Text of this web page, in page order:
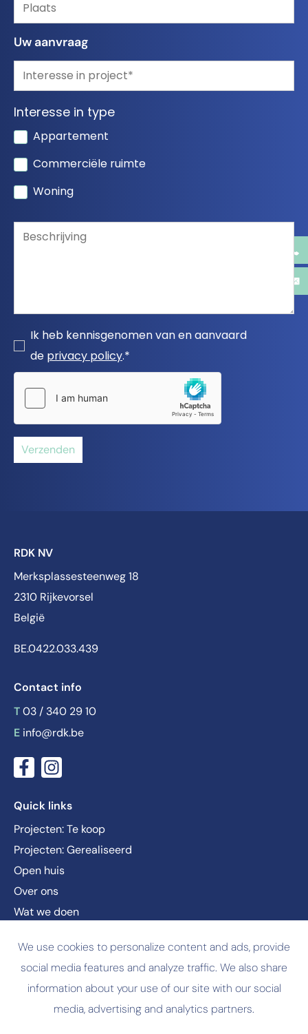
Uw aanvraag
Appartement
Commerciële ruimte
Woning
Interesse in type
Ik heb kennisgenomen van en aanvaard
de privacy policy.*
Verzenden
RDK NV
Merksplassesteenweg 18
2310 Rijkevorsel
België
BE.0422.033.439
Contact info
T 03 / 340 29 10
E info@rdk.be
Quick links
Projecten: Te koop
Projecten: Gerealiseerd
Open huis
Over ons
Wat we doen
Vacatures
Contact
We use cookies to personalize content and ads, provide
social media features and analyze traffic. We also share
information about your use of our site with our social
media, advertising and analytics partners.